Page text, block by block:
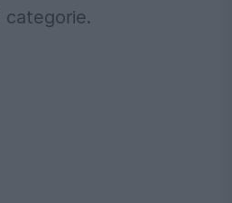
categorie.